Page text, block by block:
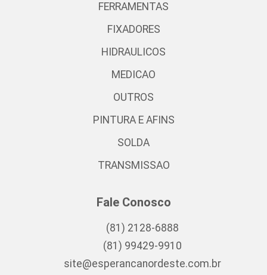
FERRAMENTAS
FIXADORES
HIDRAULICOS
MEDICAO
OUTROS
PINTURA E AFINS
SOLDA
TRANSMISSAO
Fale Conosco
(81) 2128-6888
(81) 99429-9910
site@esperancanordeste.com.br